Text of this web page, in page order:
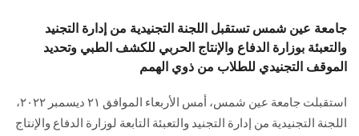
جامعة عين شمس تستقبل اللجنة التجنيدية من إدارة التجنيد
والتعبئة بوزارة الدفاع والإنتاج الحربي للكشف الطبي وتحديد
الموقف التجنيدي للطلاب من ذوي الهمم
استقبلت جامعة عين شمس، أمس الأربعاء الموافق ٢١ ديسمبر ٢٠٢٢،
اللجنة التجنيدية من إدارة التجنيد والتعبئة التابعة لوزارة الدفاع والإنتاج